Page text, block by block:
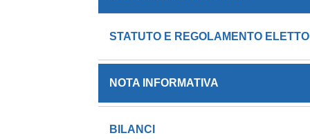
STATUTO E REGOLAMENTO
NOTA INFORMATIVA
BILANCI